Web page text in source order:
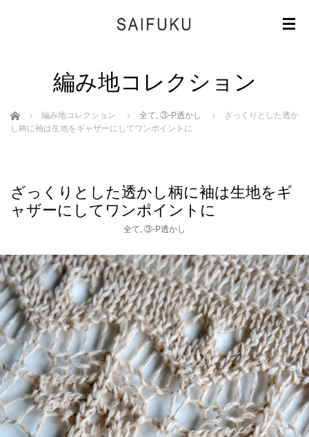
編み地コレクション
ホーム 編み地コレクション 全て, ③-P透かし
ざっくりとした透か
し柄に袖は生地をギャザーにしてワンポイントに
ざっくりとした透かし柄に袖は生地をギ
ャザーにしてワンポイントに
全て, ③-P透かし